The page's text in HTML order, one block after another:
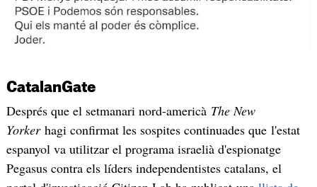
CatalanGate
Després que el setmanari nord-americà The New
Yorker hagi confirmat les sospites continuades que l'estat
espanyol va utilitzar el programa israelià d'espionatge
Pegasus contra els líders independentistes catalans, el